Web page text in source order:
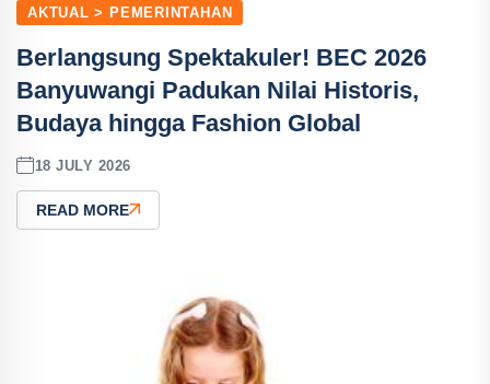
AKTUAL > PEMERINTAHAN
Berlangsung Spektakuler! BEC 2026
Banyuwangi Padukan Nilai Historis,
Budaya hingga Fashion Global
18 JULY 2026
READ MORE